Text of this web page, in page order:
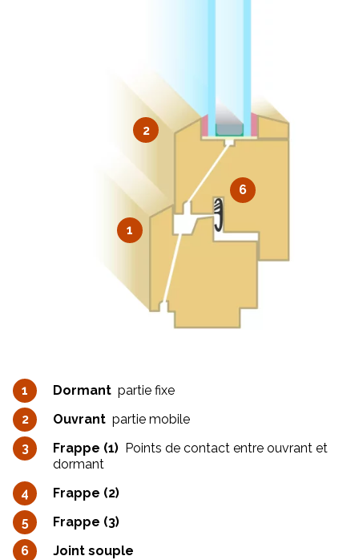
1
2
6
Dormant partie fixe
Ouvrant partie mobile
Frappe (1) Points de contact entre ouvrant et
dormant
Frappe (2)
Frappe (3)
Joint souple